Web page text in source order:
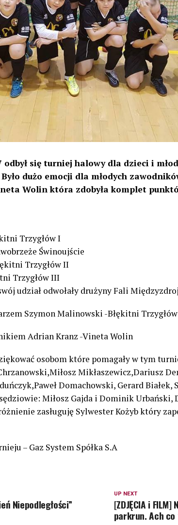
odbył się turniej halowy dla dzieci i
Było dużo emocji dla młodych
Wolin która zdobyła komplet
Trzygłów I
Świnoujście
Trzygłów II
Trzygłów III
udział odwołały drużyny Fali
Szymon Malinowski -Błękitni
Adrian Kranz -Vineta Wolin
osobom które pomagały w tym
Mikłaszewicz,Dariusz
Domachowski, Gerard Białek,
Miłosz Gajda i Dominik Urbański,
zasługuję Sylwester Kożyb który
– Gaz System Spółka S.A
UP NEXT
[ZDJĘCIA i
parkrun. Ach co
Niepodległości”